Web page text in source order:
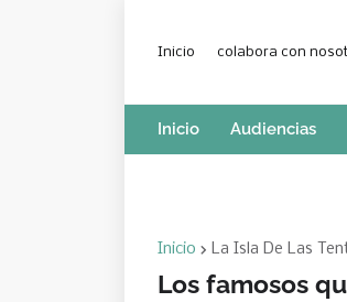
Inicio colabora con
Inicio Audiencias
Inicio La Isla De Las
Los famosos